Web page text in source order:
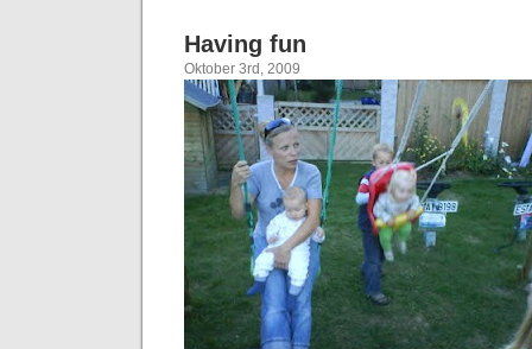
Having fun
Oktober 3rd, 2009